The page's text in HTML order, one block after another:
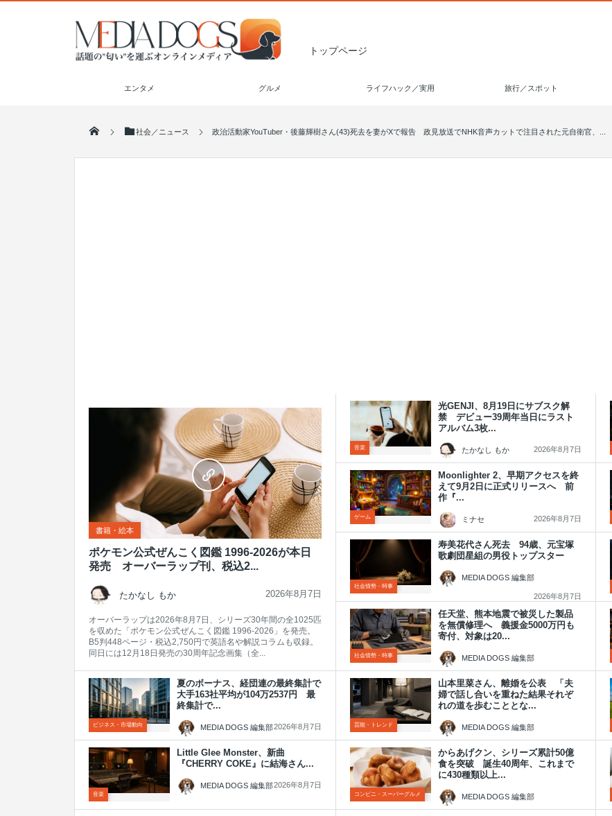
トップページ
エンタメ グルメ ライフハック／実用 旅行／スポット
社会／ニュース 政治活動家YouTuber・後藤輝樹さん(43)死去を妻がXで報告 政見放送でNHK音声カットで注目された元自衛官、...
書籍・絵本
ポケモン公式ぜんこく図鑑 1996-2026が本日
発売 オーバーラップ刊、税込2...
たかなし もか 2026年8月7日
オーバーラップは2026年8月7日、シリーズ30年間の全1025匹
を収めた「ポケモン公式ぜんこく図鑑 1996-2026」を発売。
B5判448ページ・税込2,750円で英語名や解説コラムも収録。
同日には12月18日発売の30周年記念画集（全...
音楽
光GENJI、8月19日にサブスク解
禁 デビュー39周年当日にラスト
アルバム3枚...
たかなし もか 2026年8月7日
ゲーム
Moonlighter 2、早期アクセスを終
えて9月2日に正式リリースへ 前
作『...
ミナセ 2026年8月7日
社会情勢・時事
寿美花代さん死去 94歳、元宝塚
歌劇団星組の男役トップスター
MEDIA DOGS 編集部
2026年8月7日
社会情勢・時事
任天堂、熊本地震で被災した製品
を無償修理へ 義援金5000万円も
寄付、対象は20...
MEDIA DOGS 編集部
2026年8月7日
ビジネス・市場動向
夏のボーナス、経団連の最終集計で
大手163社平均が104万2537円 最
終集計で...
MEDIA DOGS 編集部2026年8月7日 芸能・トレンド
山本里菜さん、離婚を公表 「夫
婦で話し合いを重ねた結果それぞ
れの道を歩むこととな...
MEDIA DOGS 編集部
2026年8月7日
音楽
Little Glee Monster、新曲
『CHERRY COKE』に結海さん...
MEDIA DOGS 編集部2026年8月7日
コンビニ・スーパーグルメ
からあげクン、シリーズ累計50億
食を突破 誕生40周年、これまで
に430種類以上...
MEDIA DOGS 編集部